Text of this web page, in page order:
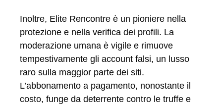
Inoltre, Elite Rencontre è un pioniere nella
protezione e nella verifica dei profili. La
moderazione umana è vigile e rimuove
tempestivamente gli account falsi, un lusso
raro sulla maggior parte dei siti.
L’abbonamento a pagamento, nonostante il
costo, funge da deterrente contro le truffe e